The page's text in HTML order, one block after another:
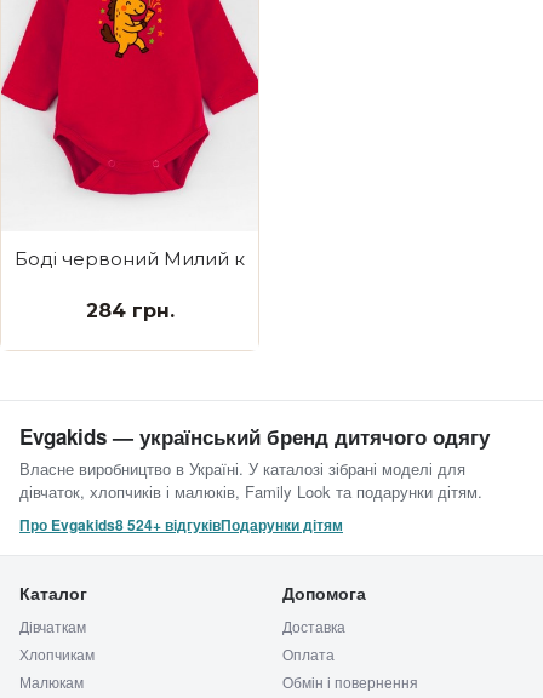
Боді червоний Милий коник
284 грн.
Evgakids — український бренд дитячого одягу
Власне виробництво в Україні. У каталозі зібрані моделі для
дівчаток, хлопчиків і малюків, Family Look та подарунки дітям.
Про Evgakids8 524+ відгуківПодарунки дітям
Каталог
Дівчаткам
Хлопчикам
Малюкам
Допомога
Доставка
Оплата
Обмін і повернення